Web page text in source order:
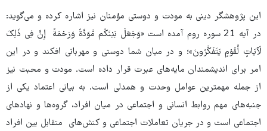
این پژوهشگر دینی به مودت و دوستی مؤمنان نیز اشاره کرده و می‌گوید:
در آیه 21 سوره روم آمده است «وَجَعَلَ بَیْنَکُم مَّوَدَّةً وَرَحْمَةً إِنَّ فِی ذَلِکَ
لَآیَاتٍ لِّقَوْمٍ یَتَفَکَّرُونَ»؛ و در میان شما دوستی و مهربانی افکند و در این
امر برای اندیشمندان مایه‌های عبرت قرار داده است. مودت و محبت نیز
از جمله مهمترین عوامل وحدت و همدلی است. به بیانی اعتماد یکی از
جنبه‌های مهم روابط انسانی و اجتماعی در میان افراد، گروه‌ها و نهادهای
اجتماعی است و در جریان تعاملات اجتماعی و کنش‌های متقابل بین افراد